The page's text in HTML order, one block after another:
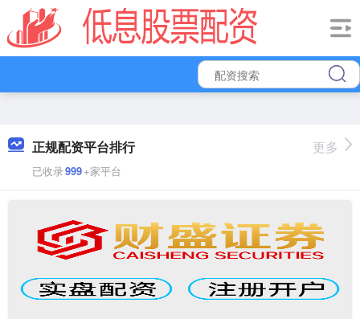
正规配资平台排行
已收录999+家平台
更多